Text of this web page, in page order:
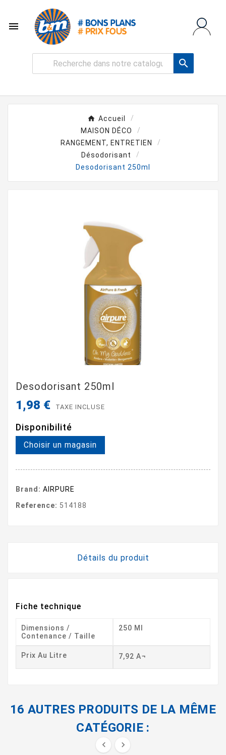


Accueil
MAISON DÉCO
RANGEMENT, ENTRETIEN
Désodorisant
Desodorisant 250ml
Desodorisant 250ml
1,98 € TAXE INCLUSE
Disponibilité
Choisir un magasin
Brand: AIRPURE
Reference: 514188
Détails du produit
Fiche technique
Dimensions /
Contenance / Taille
250 Ml
Prix Au Litre 7,92 A¬
16 AUTRES PRODUITS DE LA MÊME
CATÉGORIE :
 